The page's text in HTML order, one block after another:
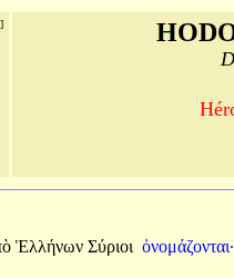
]
Ἑλλήνων Σύριοι ὀνομάζονται·